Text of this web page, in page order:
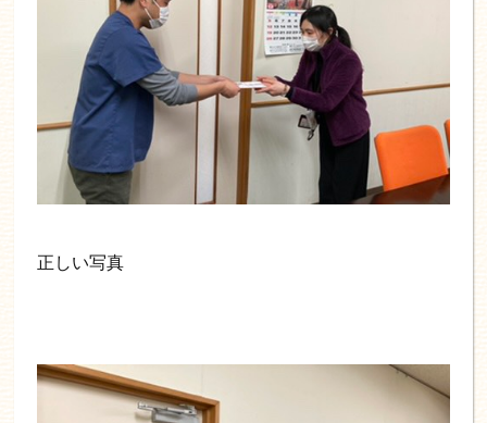
正しい写真